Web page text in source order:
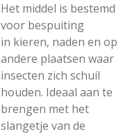
Het middel is bestemd
voor bespuiting
in kieren, naden en op
andere plaatsen waar
insecten zich schuil
houden. Ideaal aan te
brengen met het
slangetje van de